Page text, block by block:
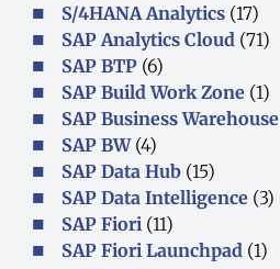
S/4HANA Analytics (17)
SAP Analytics Cloud (71)
SAP BTP (6)
SAP Build Work Zone (1)
SAP Business Warehouse
SAP BW(4)
SAP Data Hub (15)
SAP Data Intelligence (3)
SAP Fiori (11)
SAP Fiori Launchpad (1)